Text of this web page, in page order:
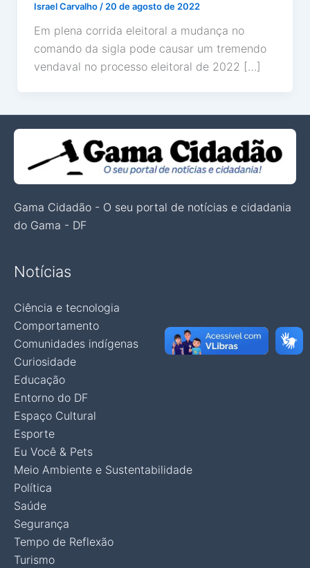
Israel Carvalho/20 de agosto de 2022
Em plena corrida eleitoral a mudança no
comando da sigla pode causar um tremendo
vendaval no processo eleitoral de 2022 […]
Gama Cidadão - O seu portal de notícias e cidadania
do Gama - DF
Notícias
Ciência e tecnologia
Comportamento
Comunidades indígenas
Curiosidade
Educação
Entorno do DF
Espaço Cultural
Esporte
Eu Você & Pets
Meio Ambiente e Sustentabilidade
Política
Saúde
Segurança
Tempo de Reflexão
Turismo